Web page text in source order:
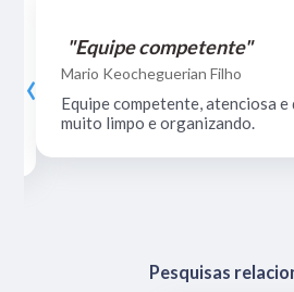
"Equipe competente"
Mario Keocheguerian Filho
Equipe competente, atenciosa e
muito limpo e organizando.
‹
Pesquisas